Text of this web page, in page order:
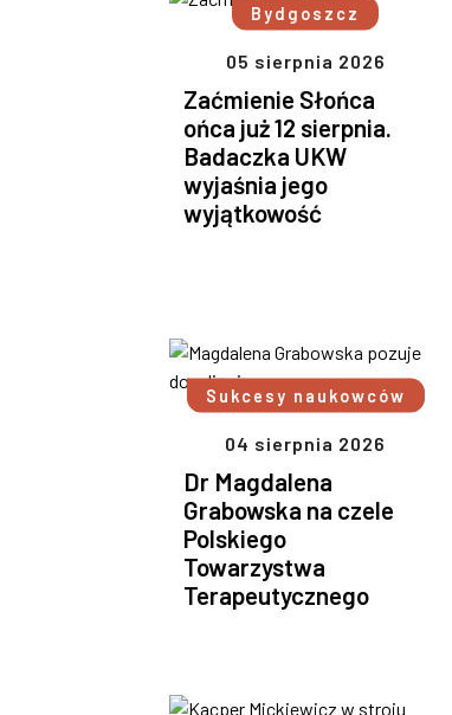
Bydgoszcz
05 sierpnia 2026
Zaćmienie Słońca
ońca już 12 sierpnia.
Badaczka UKW
wyjaśnia jego
wyjątkowość
Sukcesy naukowców
04 sierpnia 2026
Dr Magdalena
Grabowska na czele
Polskiego
Towarzystwa
Terapeutycznego